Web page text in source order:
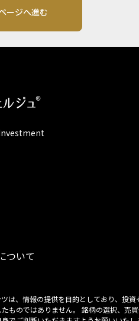
ージへ進む
ついて
は、情報の提供を目的としており、投資
ものではありません。 銘柄の選択、売